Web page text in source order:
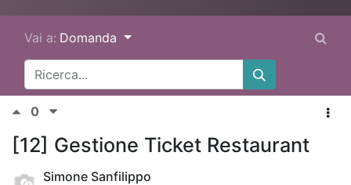
Vai a: Domanda
0
[12] Gestione Ticket Restaurant
Simone Sanfilippo